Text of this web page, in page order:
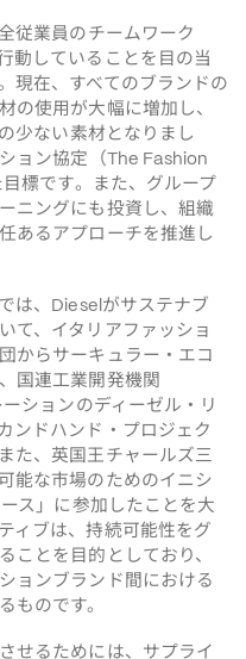
従業員のチームワーク
動していることを目の当
現在、すべてのブランドの
の使用が大幅に増加し、
少ない素材となりまし
ョン協定 （The Fashion
標です。また、グループ
ニングにも投資し、組織
あるアプローチを推進し
は、 Dieselがサステナブ
て、イタリアファッショ
からサーキュラー・エコ
国連工業開発機関
ションのディーゼル・リ
ンドハンド・プロジェク
た、英国王チャールズ三
能な市場のためのイニシ
ス」に参加したことを大
ィブは、持続可能性をグ
ことを目的としており、
ョンブランド間における
ものです。
せるためには、サプライ